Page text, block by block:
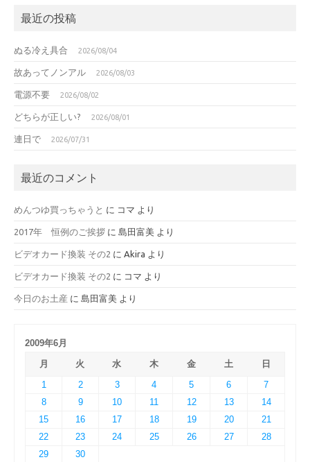
最近の投稿
ぬる冷え具合 2026/08/04
故あってノンアル 2026/08/03
電源不要 2026/08/02
どちらが正しい? 2026/08/01
連日で 2026/07/31
最近のコメント
めんつゆ買っちゃうと に コマ より
2017年 恒例のご挨拶 に 島田富美 より
ビデオカード換装 その2 に Akira より
ビデオカード換装 その2 に コマ より
今日のお土産 に 島田富美 より
2009年6月
月
火 水 木 金 土
日
1
2 3 4 5 6
7
8
9 10 11 12 13
14
15
16 17 18 19 20
21
22
23 24 25 26 27
28
29
30